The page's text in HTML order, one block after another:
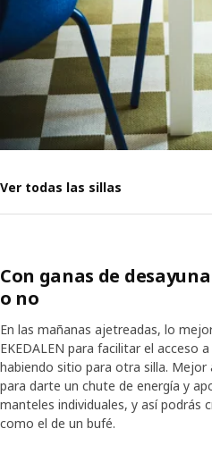
Ver todas las sillas
Con ganas de
o no
En las mañanas ajetreadas, lo
EKEDALEN para facilitar el acceso
habiendo sitio para otra silla.
para darte un chute de energía y
manteles individuales, y así podrás
como el de un bufé.